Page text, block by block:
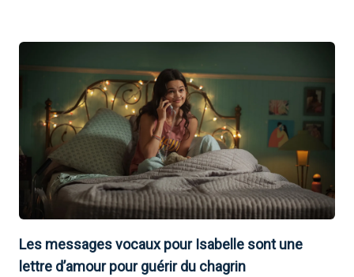
Les messages vocaux pour Isabelle sont une
lettre d’amour pour guérir du chagrin